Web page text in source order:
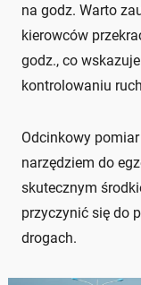
na godz. Warto
kierowców
godz., co
kontrolowaniu
Odcinkowy
narzędziem do
skutecznym
przyczynić się do
drogach.